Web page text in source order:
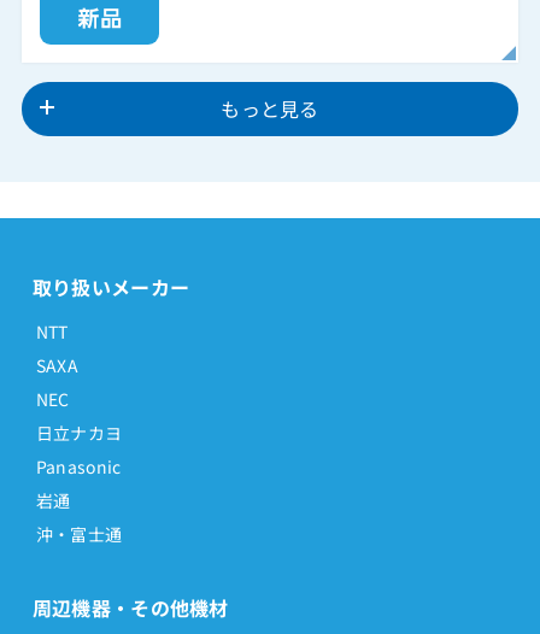
もっと見る
取り扱いメーカー
NTT
SAXA
NEC
日立ナカヨ
Panasonic
岩通
沖・富士通
周辺機器・その他機材